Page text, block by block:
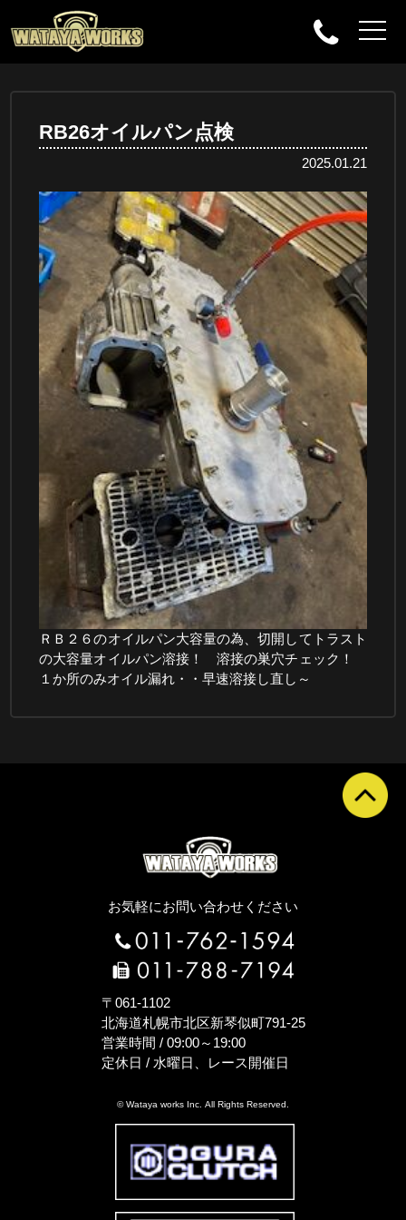
RB26オイルパン点検
2025.01.21
ＲＢ２６のオイルパン大容量の為、切開してトラスト
の大容量オイルパン溶接！ 溶接の巣穴チェック！
１か所のみオイル漏れ・・早速溶接し直し～
お気軽にお問い合わせください
〒061-1102
北海道札幌市北区新琴似町791-25
営業時間 / 09:00～19:00
定休日 / 水曜日、レース開催日
© Wataya works Inc. All Rights Reserved.